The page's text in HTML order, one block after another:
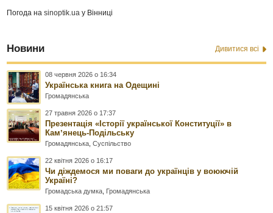
Погода наsinoptik.ua у Вінниці
Новини Дивитися всі
08 червня 2026 о 16:34
Українська книга на Одещині
Громадянська
27 травня 2026 о 17:37
Презентація «Історії української Конституції» в
Камʼянець-Подільську
Громадянська ,Суспільство
22 квітня 2026 о 16:17
Чи діждемося ми поваги до українців у воюючій
Україні?
Громадська думка Громадянська
15 квітня 2026 о 21:57